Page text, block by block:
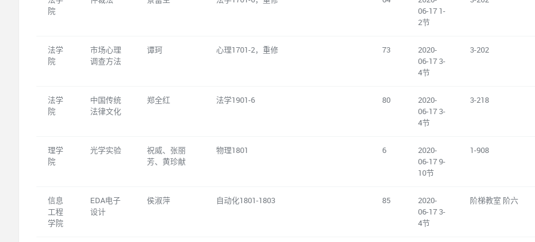
院
06-17 1-
2节
法学
院
市场心理
调查方法
谭珂 心理1701-2，重修 73
2020-
06-17 3-
4节
3-202
法学
院
中国传统
法律文化
郑全红 法学1901-6 80
2020-
06-17 3-
4节
3-218
理学
院
光学实验
祝威、张丽
芳、黄珍献
物理1801 6
2020-
06-17 9-
10节
1-908
信息
工程
学院
EDA电子
设计
侯淑萍 自动化1801-1803 85
2020-
06-17 3-
4节
阶梯教室 阶六